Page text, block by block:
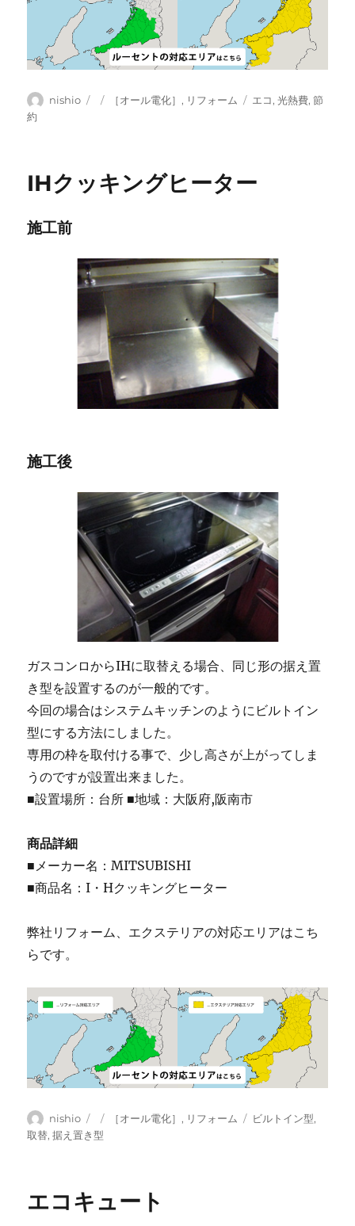
投
nishio
投
カ［オール電化］, リフォーム
タ
エコ,光熱費,節
約
IHクッキングヒーター
施工前
施工後
ガスコンロからIHに取替える場合、同じ形の据え置
き型を設置するのが一般的です。
今回の場合はシステムキッチンのようにビルトイン
型にする方法にしました。
専用の枠を取付ける事で、少し高さが上がってしま
うのですが設置出来ました。
■設置場所：台所 ■地域：大阪府,阪南市
商品詳細
■メーカー名：MITSUBISHI
■商品名：I・Hクッキングヒーター
弊社リフォーム、エクステリアの対応エリアはこち
らです。
投
稿
nishio
投
稿
カ［オール電化］ , リフォーム
タ
ビルトイン型,
取替,据え置き型
エコキュート